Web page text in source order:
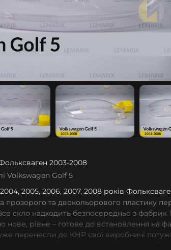
2003-2008
Volkswagen Golf 5
2004, 2005, 2006, 2007, 2008 років
прозорого та двокольорового пластику
скло надходить безпосередньо з фабрик
нове, рівне – готове до встановлення на
перенесли до КНР свої виробничі
до 90% запчастин до сучасних автомобілів